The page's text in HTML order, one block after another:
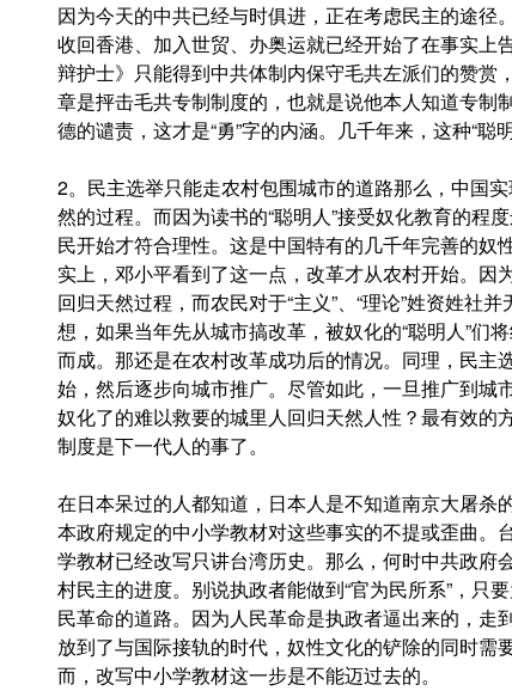
因为今天的中共已经与时俱进，正在考虑民主的途
收回香港、加入世贸、办奥运就已经开始了在事实上
辩护士》只能得到中共体制内保守毛共左派们的赞赏
章是抨击毛共专制制度的，也就是说他本人知道专制
德的谴责，这才是“勇”字的内涵。几千年来，这种“聪明
2。民主选举只能走农村包围城市的道路那么，中国
然的过程。而因为读书的“聪明人”接受奴化教育的程
民开始才符合理性。这是中国特有的几千年完善的
实上，邓小平看到了这一点，改革才从农村开始。
回归天然过程，而农民对于“主义”、“理论”姓资姓社
想，如果当年先从城市搞改革，被奴化的“聪明人”们
而成。那还是在农村改革成功后的情况。同理，民
始，然后逐步向城市推广。尽管如此，一旦推广到城
奴化了的难以救要的城里人回归天然人性？最有效的
制度是下一代人的事了。
在日本呆过的人都知道，日本人是不知道南京大屠杀
本政府规定的中小学教材对这些事实的不提或歪曲
学教材已经改写只讲台湾历史。那么，何时中共政府
村民主的进度。别说执政者能做到“官为民所系”，只
民革命的道路。因为人民革命是执政者逼出来的，
放到了与国际接轨的时代，奴性文化的铲除的同时
而，改写中小学教材这一步是不能迈过去的。